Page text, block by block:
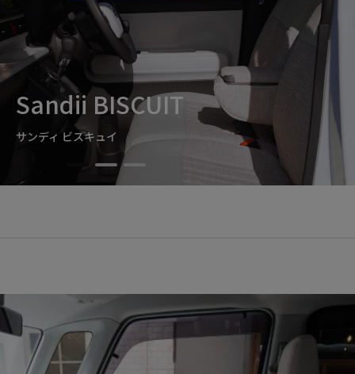
Sandii BISCUIT
サンディ ビスキュイ